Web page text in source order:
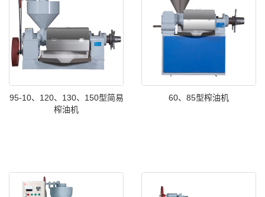
95-10、120、130、150型简易
榨油机
60、85型榨油机